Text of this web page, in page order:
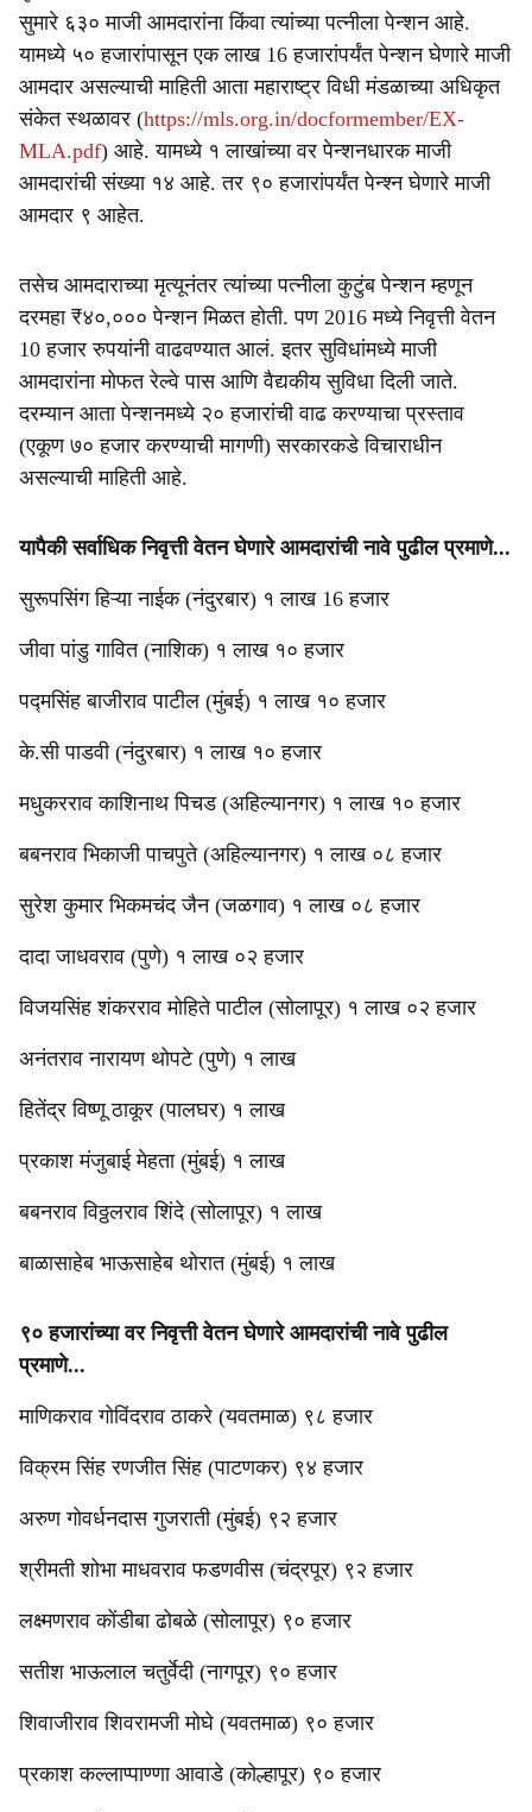
सुमारे ६३० माजी आमदारांना किंवा त्यांच्या पत्नीला पेन्शन आहे.
यामध्ये ५० हजारांपासून एक लाख 16 हजारांपर्यंत पेन्शन घेणारे माजी
आमदार असल्याची माहिती आता महाराष्ट्र विधी मंडळाच्या अधिकृत
संकेत स्थळावर (https://mls.org.in/docformember/EX-
MLA.pdf) आहे. यामध्ये १ लाखांच्या वर पेन्शनधारक माजी
आमदारांची संख्या १४ आहे. तर ९० हजारांपर्यंत पेन्श्न घेणारे माजी
आमदार ९ आहेत.
तसेच आमदाराच्या मृत्यूनंतर त्यांच्या पत्नीला कुटुंब पेन्शन म्हणून
दरमहा ₹४०,००० पेन्शन मिळत होती. पण 2016 मध्ये निवृत्ती वेतन
10 हजार रुपयांनी वाढवण्यात आलं. इतर सुविधांमध्ये माजी
आमदारांना मोफत रेल्वे पास आणि वैद्यकीय सुविधा दिली जाते.
दरम्यान आता पेन्शनमध्ये २० हजारांची वाढ करण्याचा प्रस्ताव
(एकूण ७० हजार करण्याची मागणी) सरकारकडे विचाराधीन
असल्याची माहिती आहे.
यापैकी सर्वाधिक निवृत्ती वेतन घेणारे आमदारांची नावे पुढील प्रमाणे...
सुरूपसिंग हिऱ्या नाईक (नंदुरबार) १ लाख 16 हजार
जीवा पांडु गावित (नाशिक) १ लाख १० हजार
पद्मसिंह बाजीराव पाटील (मुंबई) १ लाख १० हजार
के.सी पाडवी (नंदुरबार) १ लाख १० हजार
मधुकरराव काशिनाथ पिचड (अहिल्यानगर) १ लाख १० हजार
बबनराव भिकाजी पाचपुते (अहिल्यानगर) १ लाख ०८ हजार
सुरेश कुमार भिकमचंद जैन (जळगाव) १ लाख ०८ हजार
दादा जाधवराव (पुणे) १ लाख ०२ हजार
विजयसिंह शंकरराव मोहिते पाटील (सोलापूर) १ लाख ०२ हजार
अनंतराव नारायण थोपटे (पुणे) १ लाख
हितेंद्र विष्णू ठाकूर (पालघर) १ लाख
प्रकाश मंजुबाई मेहता (मुंबई) १ लाख
बबनराव विठ्ठलराव शिंदे (सोलापूर) १ लाख
बाळासाहेब भाऊसाहेब थोरात (मुंबई) १ लाख
९० हजारांच्या वर निवृत्ती वेतन घेणारे आमदारांची नावे पुढील
प्रमाणे...
माणिकराव गोविंदराव ठाकरे (यवतमाळ) ९८ हजार
विक्रम सिंह रणजीत सिंह (पाटणकर) ९४ हजार
अरुण गोवर्धनदास गुजराती (मुंबई) ९२ हजार
श्रीमती शोभा माधवराव फडणवीस (चंद्रपूर) ९२ हजार
लक्ष्मणराव कोंडीबा ढोबळे (सोलापूर) ९० हजार
सतीश भाऊलाल चतुर्वेदी (नागपूर) ९० हजार
शिवाजीराव शिवरामजी मोघे (यवतमाळ) ९० हजार
प्रकाश कल्लाप्पाण्णा आवाडे (कोल्हापूर) ९० हजार